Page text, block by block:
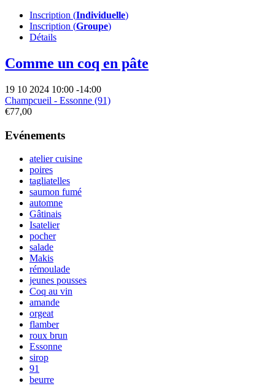
Inscription (Individuelle)
Inscription (Groupe)
Détails
Comme un coq en pâte
19 10 2024 10:00 -14:00
Champcueil - Essonne (91)
€77,00
Evénements
atelier cuisine
poires
tagliatelles
saumon fumé
automne
Gâtinais
Isatelier
pocher
salade
Makis
rémoulade
jeunes pousses
Coq au vin
amande
orgeat
flamber
roux brun
Essonne
sirop
91
beurre